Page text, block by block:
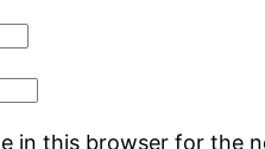
in this browser for the